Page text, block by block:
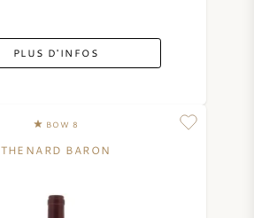
PLUS D'INFOS
BOW 8
THENARD BARON